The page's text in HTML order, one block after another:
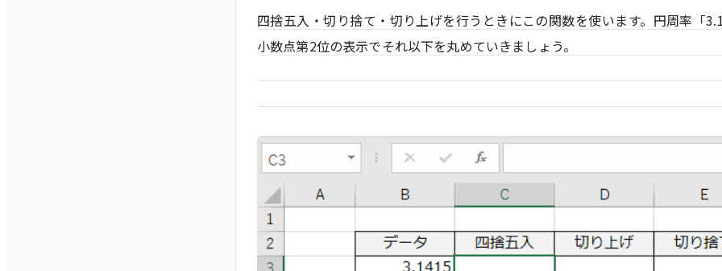
四捨五入・切り捨て・切り上げを行うときにこの関数を使います。円周率「
小数点第2位の表示でそれ以下を丸めていきましょう。